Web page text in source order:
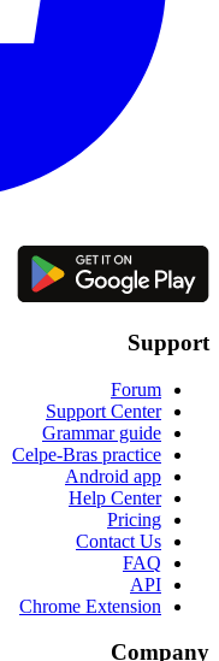
Support
Forum
Support Center
Grammar guide
Celpe-Bras practice
Android app
Help Center
Pricing
Contact Us
FAQ
API
Chrome Extension
Company